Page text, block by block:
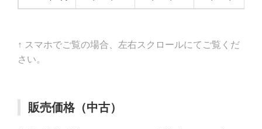
↑ スマホでご覧の場合、左右スクロールにてご覧くだ
さい。
販売価格（中古）